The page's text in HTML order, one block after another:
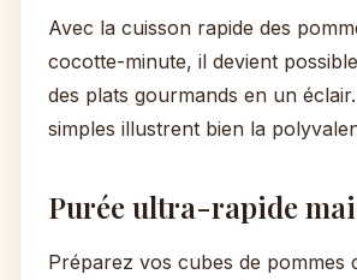
Avec la cuisson rapide des
cocotte-minute, il devient
des plats gourmands en un
simples illustrent bien la
Purée ultra-rapide
Préparez vos cubes de pommes